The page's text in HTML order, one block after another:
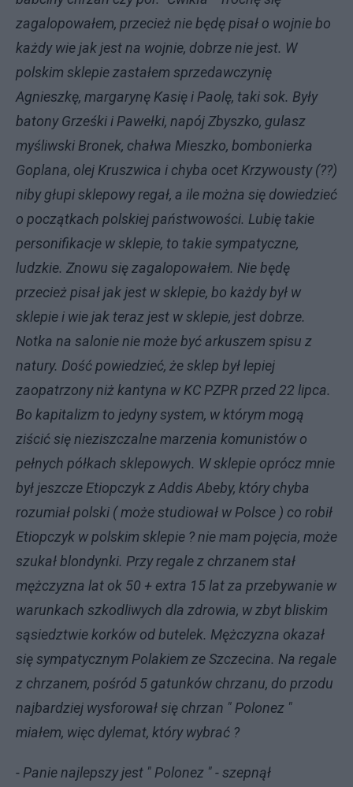
zagalopowałem, przecież nie będę pisał o wojnie bo
każdy wie jak jest na wojnie, dobrze nie jest. W
polskim sklepie zastałem sprzedawczynię
Agnieszkę, margarynę Kasię i Paolę, taki sok. Były
batony Grześki i Pawełki, napój Zbyszko, gulasz
myśliwski Bronek, chałwa Mieszko, bombonierka
Goplana, olej Kruszwica i chyba ocet Krzywousty (??)
niby głupi sklepowy regał, a ile można się dowiedzieć
o początkach polskiej państwowości. Lubię takie
personifikacje w sklepie, to takie sympatyczne,
ludzkie. Znowu się zagalopowałem. Nie będę
przecież pisał jak jest w sklepie, bo każdy był w
sklepie i wie jak teraz jest w sklepie, jest dobrze.
Notka na salonie nie może być arkuszem spisu z
natury. Dość powiedzieć, że sklep był lepiej
zaopatrzony niż kantyna w KC PZPR przed 22 lipca.
Bo kapitalizm to jedyny system, w którym mogą
ziścić się nieziszczalne marzenia komunistów o
pełnych półkach sklepowych. W sklepie oprócz mnie
był jeszcze Etiopczyk z Addis Abeby, który chyba
rozumiał polski ( może studiował w Polsce ) co robił
Etiopczyk w polskim sklepie ? nie mam pojęcia, może
szukał blondynki. Przy regale z chrzanem stał
mężczyzna lat ok 50 + extra 15 lat za przebywanie w
warunkach szkodliwych dla zdrowia, w zbyt bliskim
sąsiedztwie korków od butelek. Mężczyzna okazał
się sympatycznym Polakiem ze Szczecina. Na regale
z chrzanem, pośród 5 gatunków chrzanu, do przodu
najbardziej wysforował się chrzan " Polonez "
miałem, więc dylemat, który wybrać ?
- Panie najlepszy jest " Polonez " - szepnął